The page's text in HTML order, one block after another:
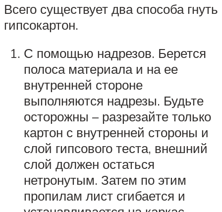
Всего существует два способа гнуть
гипсокартон.
С помощью надрезов. Берется
полоса материала и на ее
внутренней стороне
выполняются надрезы. Будьте
осторожны – разрезайте только
картон с внутренней стороны и
слой гипсового теста, внешний
слой должен остаться
нетронутым. Затем по этим
пропилам лист сгибается и